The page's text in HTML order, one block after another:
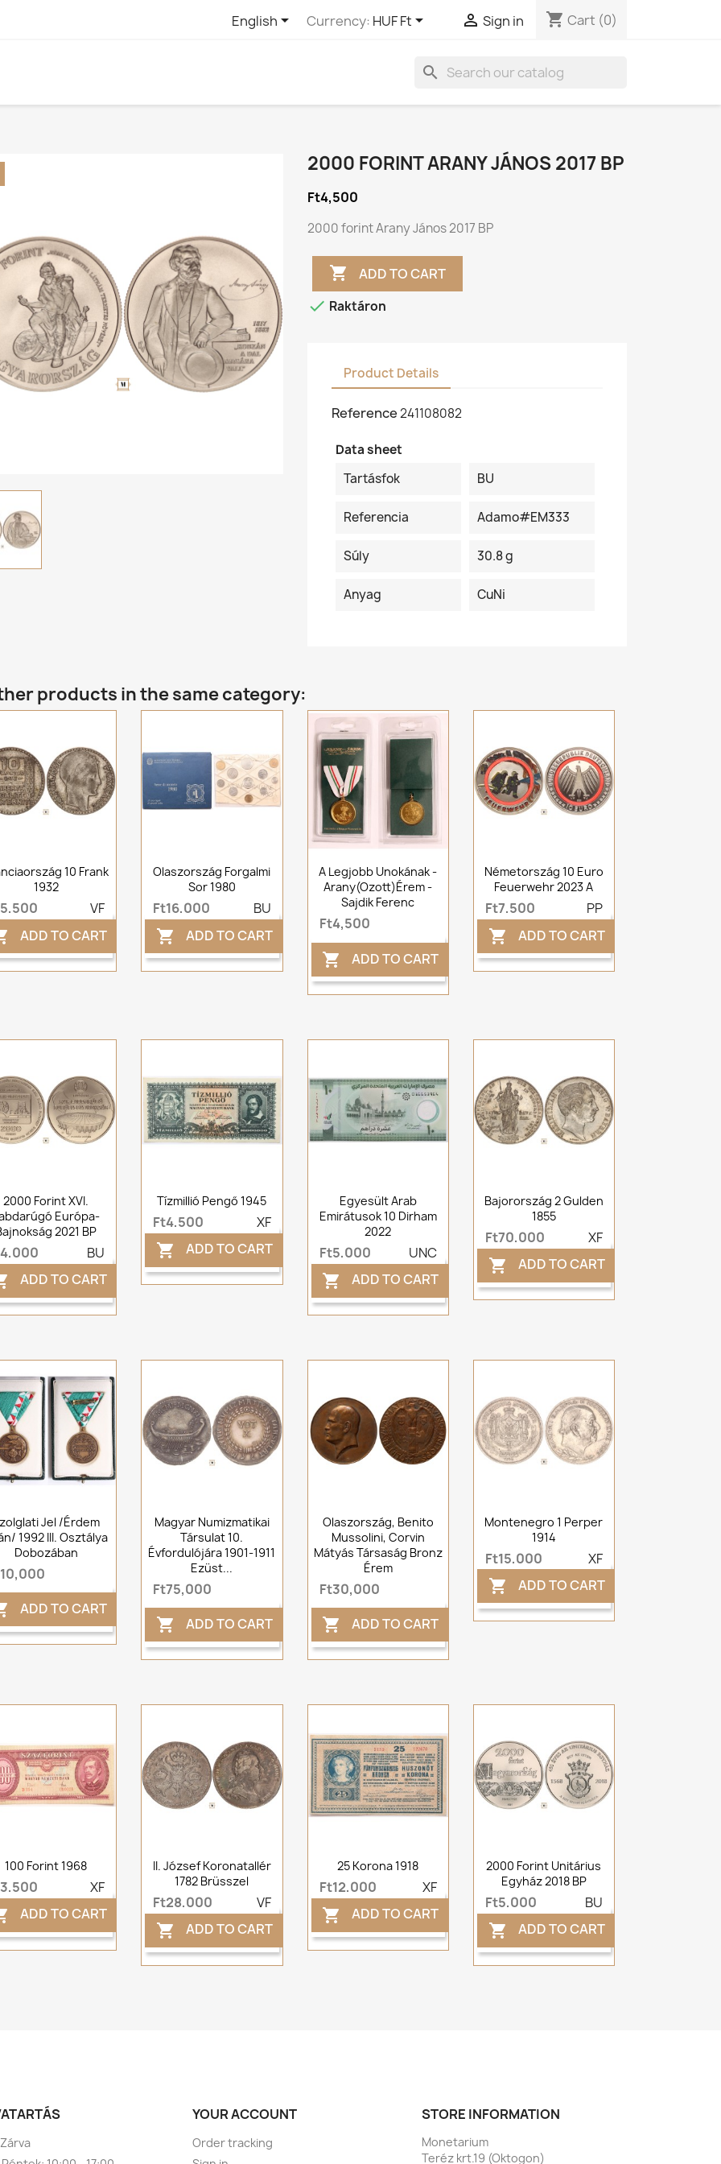
English Currency: HUF Ft  Sign in shopping_cart Cart (0)
search
2000 FORINT ARANY JÁNOS 2017 BP
Ft4,500
2000 forint Arany János 2017 BP
 ADD TO CART
 Raktáron
Product Details
Reference241108082
Data sheet
Tartásfok
BU
Referencia Adamo#EM333
Súly 30.8 g
Anyag CuNi
products in the same category:
10 Frank
1932
VF
ADD TO CART
Olaszország Forgalmi
Sor 1980
Ft16,000 BU
 ADD TO CART
A Legjobb Unokának -
Arany(ozott)érem -
Sajdik Ferenc
Ft4,500
 ADD TO CART
Németország 10 Euro
Feuerwehr 2023 A
Ft7,500 PP
 ADD TO CART
2000 Forint XVI.
Európa-
2021 BP
BU
ADD TO CART
Tízmillió Pengő 1945
Ft4,500 XF
 ADD TO CART
Egyesült Arab
Emirátusok 10 Dirham
2022
Ft5,000 UNC
 ADD TO CART
Bajorország 2 Gulden
1855
Ft70,000 XF
 ADD TO CART
Jel /érdem
1992 III. Osztálya
Dobozában
ADD TO CART
Magyar Numizmatikai
Társulat 10.
Évfordulójára 1901-1911
Ezüst...
Ft75,000
 ADD TO CART
Olaszország, Benito
Mussolini, Corvin
Mátyás Társaság Bronz
Érem
Ft30,000
 ADD TO CART
Montenegro 1 Perper
1914
Ft15,000 XF
 ADD TO CART
100 Forint 1968
XF
ADD TO CART
II. József Koronatallér
1782 Brüsszel
Ft28,000 VF
 ADD TO CART
25 Korona 1918
Ft12,000 XF
 ADD TO CART
2000 Forint Unitárius
Egyház 2018 BP
Ft5,000 BU
 ADD TO CART
YOUR ACCOUNT
Order tracking
STORE INFORMATION
Monetarium
Teréz krt.19 (Oktogon)